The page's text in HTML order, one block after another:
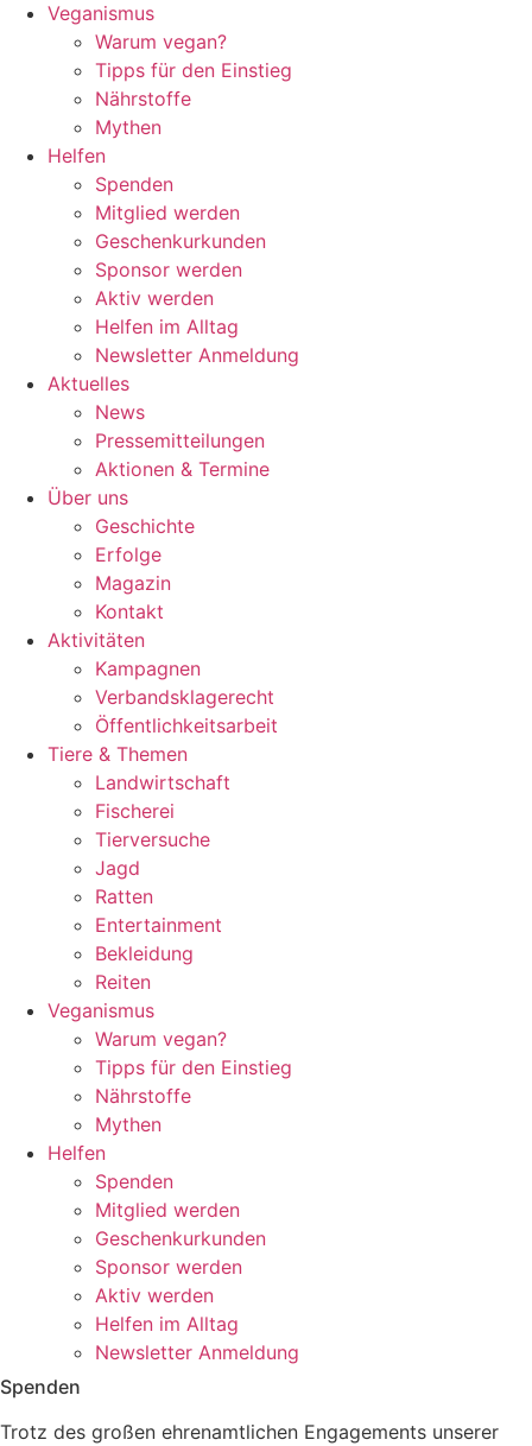
Veganismus
Warum vegan?
Tipps für den Einstieg
Nährstoffe
Mythen
Helfen
Spenden
Mitglied werden
Geschenkurkunden
Sponsor werden
Aktiv werden
Helfen im Alltag
Newsletter Anmeldung
Aktuelles
News
Pressemitteilungen
Aktionen & Termine
Über uns
Geschichte
Erfolge
Magazin
Kontakt
Aktivitäten
Kampagnen
Verbandsklagerecht
Öffentlichkeitsarbeit
Tiere & Themen
Landwirtschaft
Fischerei
Tierversuche
Jagd
Ratten
Entertainment
Bekleidung
Reiten
Veganismus
Warum vegan?
Tipps für den Einstieg
Nährstoffe
Mythen
Helfen
Spenden
Mitglied werden
Geschenkurkunden
Sponsor werden
Aktiv werden
Helfen im Alltag
Newsletter Anmeldung
Spenden
Trotz des großen ehrenamtlichen Engagements unserer